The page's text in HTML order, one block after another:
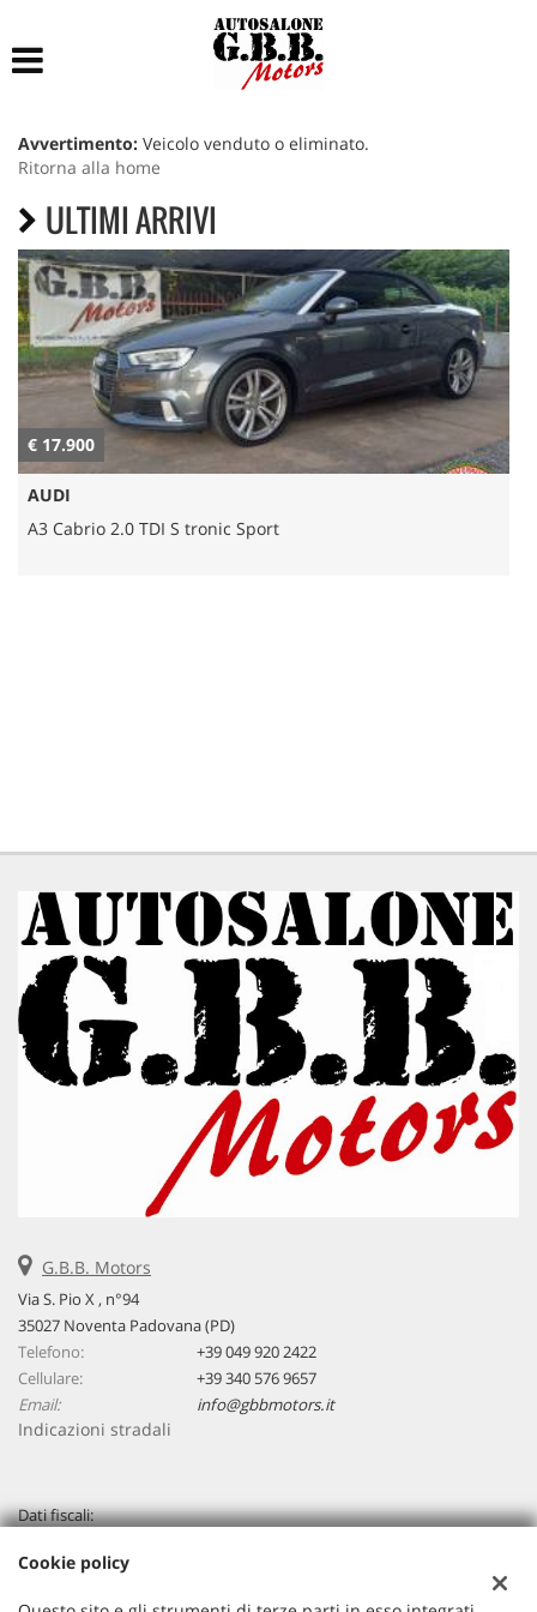
ACCESSORI E RICAMBI
ACQUISTIAMO USATO
ASSISTENZA
CONTATTI
Avvertimento: Veicolo venduto o eliminato.
Ritorna alla home
ULTIMI ARRIVI
€ 17.900
AUDI
A3 Cabrio 2.0 TDI S tronic Sport
G.B.B. Motors
Via S. Pio X , n°94
35027 Noventa Padovana (PD)
Telefono:
+39 049 920 2422
Cellulare:
+39 340 576 9657
Email:
info@gbbmotors.it
Indicazioni stradali
Dati fiscali:
Via Venezia, 94 - Loc. Capriccio - Vigonza (PD)
Cookie policy